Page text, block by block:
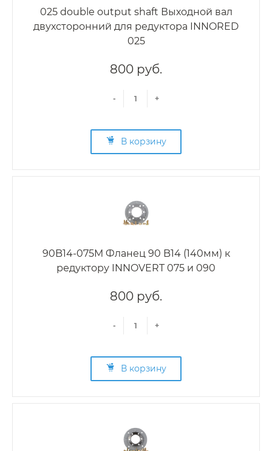
025 double output shaft Выходной вал
двухсторонний для редуктора INNORED
025
800 руб.
- +
В корзину
90B14-075M Фланец 90 B14 (140мм) к
редуктору INNOVERT 075 и 090
800 руб.
- +
В корзину